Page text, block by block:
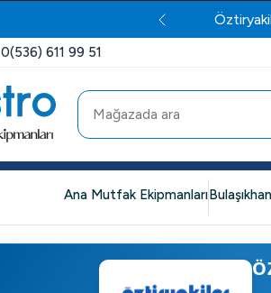
0(536) 611 99 51
Ana Mutfak Ekipmanları